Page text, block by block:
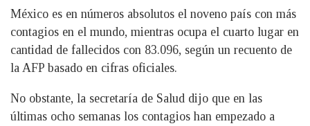
México es en números absolutos el noveno país con más
contagios en el mundo, mientras ocupa el cuarto lugar en
cantidad de fallecidos con 83.096, según un recuento de
la AFP basado en cifras oficiales.
No obstante, la secretaría de Salud dijo que en las
últimas ocho semanas los contagios han empezado a